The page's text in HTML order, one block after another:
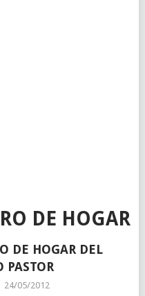
DE HOGAR
DE HOGAR DEL
PASTOR
24/05/2012